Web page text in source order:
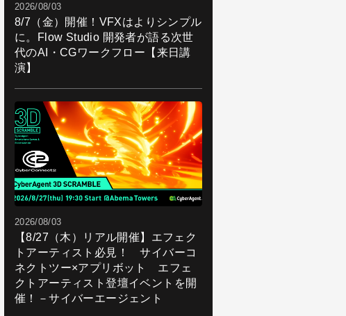
2026/08/03
8/7（金）開催！VFXはよりシンプル
に。Flow Studio 開発者が語る次世
代のAI・CGワークフロー【来日講
演】
2026/08/03
【8/27（木）リアル開催】エフェク
トアーティスト必見！ サイバーコ
ネクトツー×アプリボット エフェ
クトアーティスト登壇イベントを開
催！－サイバーエージェント